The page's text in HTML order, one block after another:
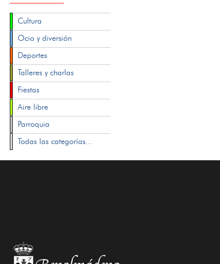
Cultura
Ocio y diversión
Deportes
Talleres y charlas
Fiestas
Aire libre
Parroquia
Todas las categorías...